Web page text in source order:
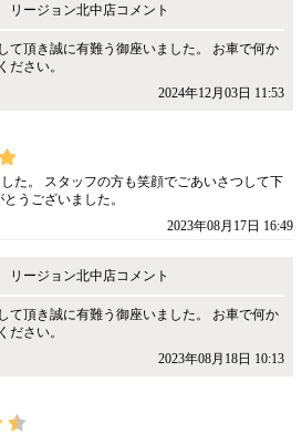
ージョン北中店コメント
て頂き誠に有難う御座いました。 お車で何か
ださい。
2024年12月03日 11:53
た。 スタッフの方も笑顔でごあいさつして下
うございました。
2023年08月17日 16:49
ージョン北中店コメント
て頂き誠に有難う御座いました。 お車で何か
ださい。
2023年08月18日 10:13